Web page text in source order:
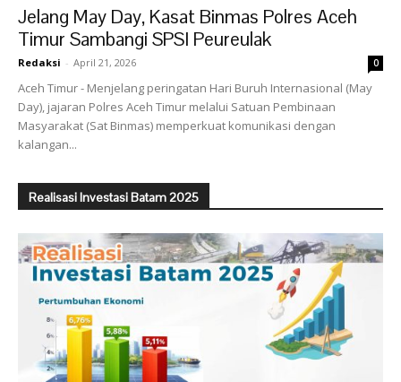
Jelang May Day, Kasat Binmas Polres Aceh
Timur Sambangi SPSI Peureulak
Redaksi - April 21, 2026 0
Aceh Timur - Menjelang peringatan Hari Buruh Internasional (May
Day), jajaran Polres Aceh Timur melalui Satuan Pembinaan
Masyarakat (Sat Binmas) memperkuat komunikasi dengan
kalangan...
Realisasi Investasi Batam 2025